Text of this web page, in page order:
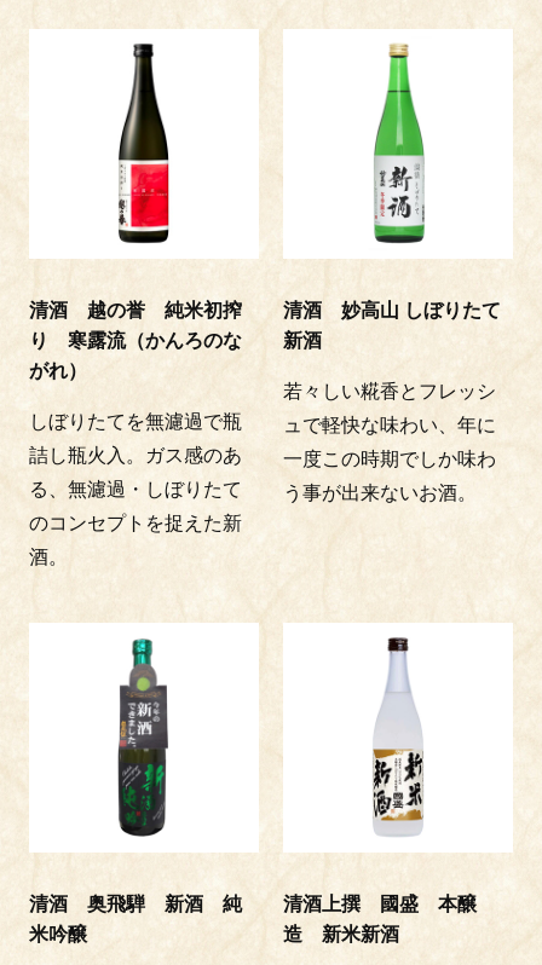
清酒 越の誉 純米初搾
り 寒露流（かんろのな
がれ）
しぼりたてを無濾過で瓶
詰し瓶火入。ガス感のあ
る、無濾過・しぼりたて
のコンセプトを捉えた新
酒。
清酒 妙高山 しぼりたて
新酒
若々しい糀香とフレッシ
ュで軽快な味わい、年に
一度この時期でしか味わ
う事が出来ないお酒。
清酒 奥飛騨 新酒 純
米吟醸
清酒上撰 國盛 本醸
造 新米新酒